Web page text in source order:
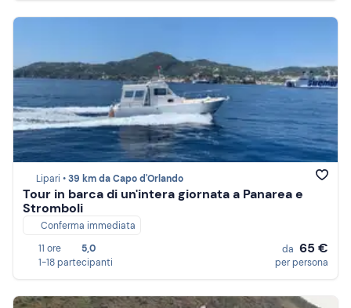
Lipari •39 km da Capo d'Orlando
Tour in barca di un'intera giornata a Panarea e
Stromboli
Conferma immediata
11 ore
5,0
1-18 partecipanti
da 65 €
per persona